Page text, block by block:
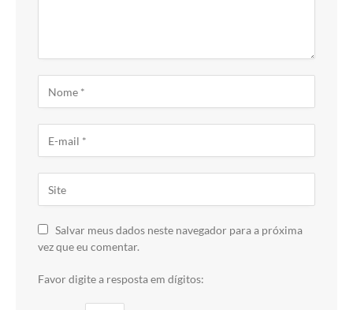
Salvar meus dados neste navegador para a próxima
vez que eu comentar.
Favor digite a resposta em dígitos: